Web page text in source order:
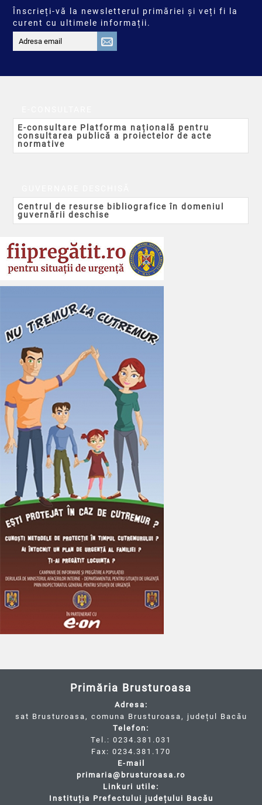
Înscrieți-vă la newsletterul primăriei și veți fi la
curent cu ultimele informații.
E-consultare Platforma națională pentru
consultarea publică a proiectelor de acte
normative
Centrul de resurse bibliografice în domeniul
guvernării deschise
Primăria Brusturoasa
Adresa:
sat Brusturoasa, comuna Brusturoasa, județul Bacău
Telefon:
Tel.: 0234.381.031
Fax: 0234.381.170
E-mail
primaria@brusturoasa.ro
Linkuri utile:
Instituția Prefectului județului Bacău